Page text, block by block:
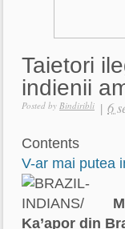
Taietori
indienii
Posted by Bindiribli | 6
Contents
V-ar mai putea
Ka’apor din